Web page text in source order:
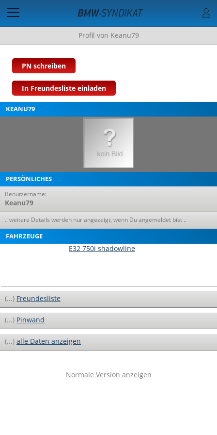
Profil von Keanu79
PN schreiben
In Freundesliste einladen
KEANU79
PERSÖNLICHES
Benutzername:
Keanu79
.. weitere Details werden nur angezeigt, wenn Du angemeldet bist ..
FAHRZEUGE
E32 750i shadowline
(...) Freundesliste
(...) Pinwand
(...) alle Daten anzeigen
Normale Version anzeigen